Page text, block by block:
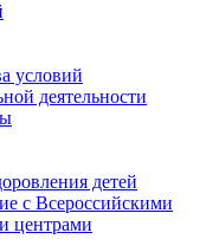
условий
деятельности
детей
с Всероссийскими
центрами